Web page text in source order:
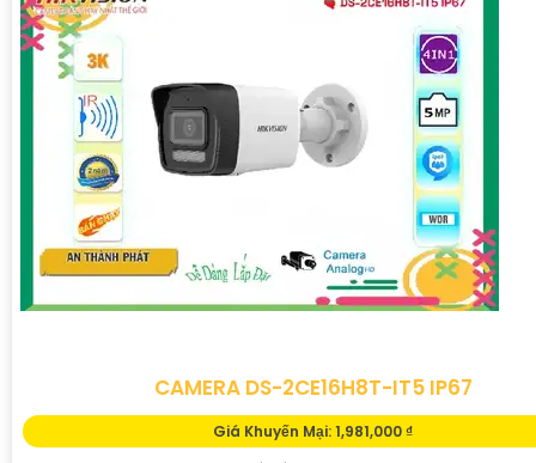
CAMERA DS-2CE16H8T-IT5 IP67
Giá Khuyến Mại: 1,981,000 ₫